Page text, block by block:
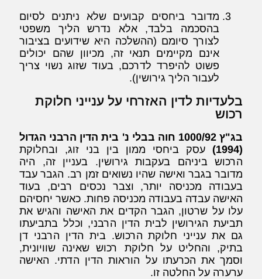
מדובר ביחסים קבועים שלא ניתנים לסיום
בהסכמה בלבד, אלא נדרש הליך משפטי
לצורך סיומם (ההשלכה היא שידועים בציבור
אינם מקיימים תנאי זה, מכיוון שהם יכולים
פשוט להיפרד לדרכם, בעוד שזוג נשוי צריך
לעבור הליך גירושין).
בלעדיות לדין האזרחי על ענייני חלוקת
רכוש
בג"ץ 1000/92 חוה בבלי נ' בית הדין הרבני הגדול
(1994)
עסק ביחסי ממון בין בני זוג, ובחלוקת
הרכוש ביניהם בעקבות גירושין. בעניין זה, היה
מדובר בגבר ואישה שהיו נשואים זמן רב. הגבר עבד
בעבודה מכניסה יותר, וצבר נכסים רבים, בעוד
האישה עבדה בעבודה מכניסה פחות. כאשר יחסיהם
עלו על שרטון, הגבר הקדים את האישה והגיש את
תביעת הגירושין לבית הדין הרבני, וכלל בתביעתו
גם את ענייני חלוקת הרכוש. בית הדין הרבני דן
בתיק, והחליט על חלוקת רכוש שאינה שוויונית,
וסמך את הכרעתו על הוראות הדין הדתי. האישה
ערערה על החלטה זו.